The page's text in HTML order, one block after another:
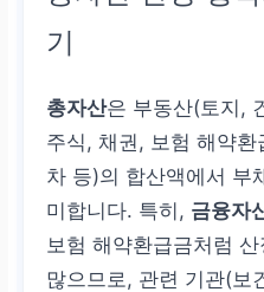
기
총자산은 부동산(토지,
주식, 채권, 보험 해약
차 등)의 합산액에서 부
미합니다. 특히, 금융자
보험 해약환급금처럼
많으므로, 관련 기관(보